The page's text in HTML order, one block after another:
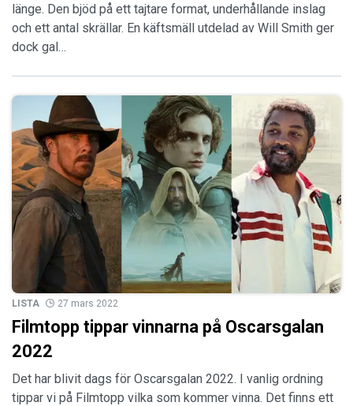
länge. Den bjöd på ett tajtare format, underhållande inslag
och ett antal skrällar. En käftsmäll utdelad av Will Smith ger
dock gal…
LISTA 27 mars 2022
Filmtopp tippar vinnarna på Oscarsgalan
2022
Det har blivit dags för Oscarsgalan 2022. I vanlig ordning
tippar vi på Filmtopp vilka som kommer vinna. Det finns ett